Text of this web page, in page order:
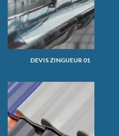
DEVIS ZINGUEUR 01